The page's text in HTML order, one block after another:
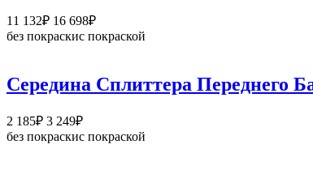
11 132₽ 16 698₽Диапазон
цен:
–
16
без покраскис покраской
Середина Сплиттера Переднего
2 185₽ 3 249₽Диапазон
цен:
без покраскис покраской